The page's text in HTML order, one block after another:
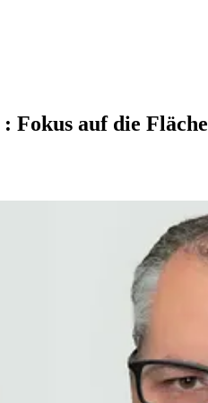
: Fokus auf die Fläche